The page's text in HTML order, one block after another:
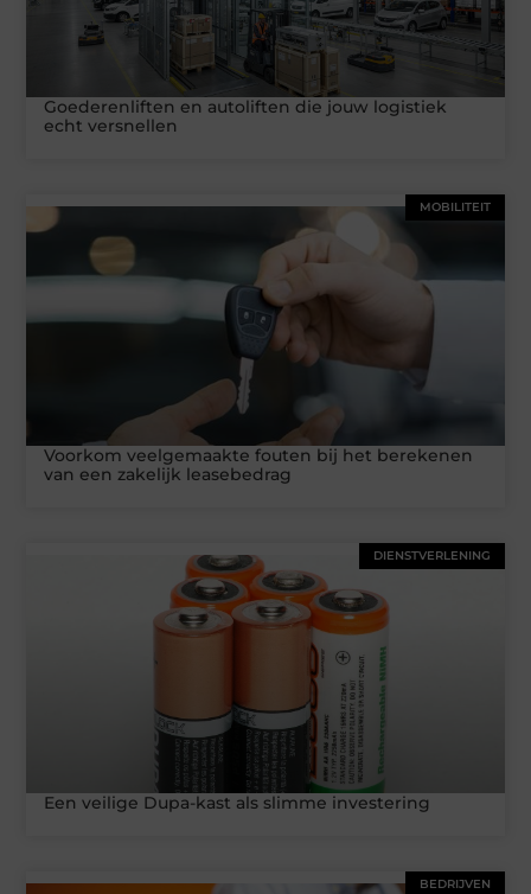
Goederenliften en autoliften die jouw logistiek
echt versnellen
MOBILITEIT
Voorkom veelgemaakte fouten bij het berekenen
van een zakelijk leasebedrag
DIENSTVERLENING
Een veilige Dupa-kast als slimme investering
BEDRIJVEN